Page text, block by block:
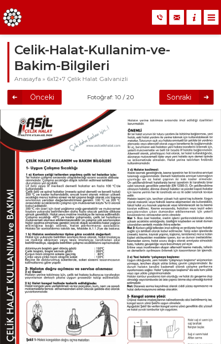
Celik-Halat-Kullanim-ve-
Bakim-Bilgileri
Anasayfa » 6x12+7 Çelik Halat Galvanizli
Önceki Fotoğraf: 10 / 20 Sonraki